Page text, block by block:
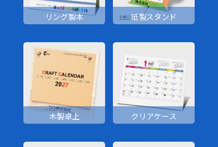
リング製本 紙製スタンド
木製卓上 クリアケース